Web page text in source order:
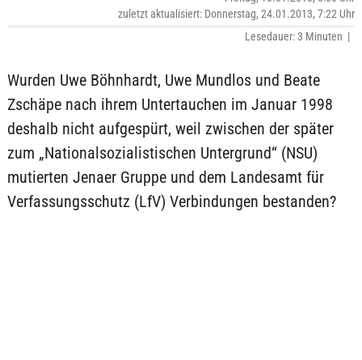
zuletzt aktualisiert: Donnerstag, 24.01.2013, 7:22 Uhr
Lesedauer: 3 Minuten |
Wurden Uwe Böhnhardt, Uwe Mundlos und Beate
Zschäpe nach ihrem Untertauchen im Januar 1998
deshalb nicht aufgespürt, weil zwischen der später
zum „Nationalsozialistischen Untergrund“ (NSU)
mutierten Jenaer Gruppe und dem Landesamt für
Verfassungsschutz (LfV) Verbindungen bestanden?